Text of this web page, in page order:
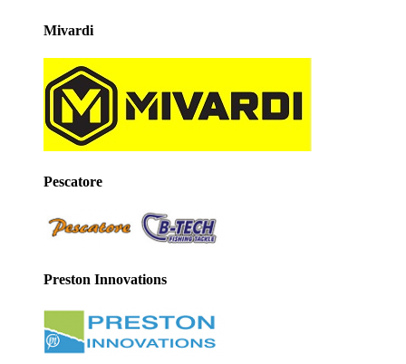
Mivardi
Pescatore
Preston Innovations